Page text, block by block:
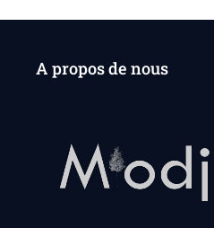
A propos de nous